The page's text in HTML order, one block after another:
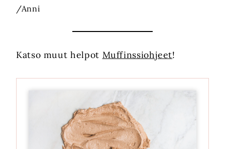
/Anni
Katso muut helpot Muffinssiohjeet!